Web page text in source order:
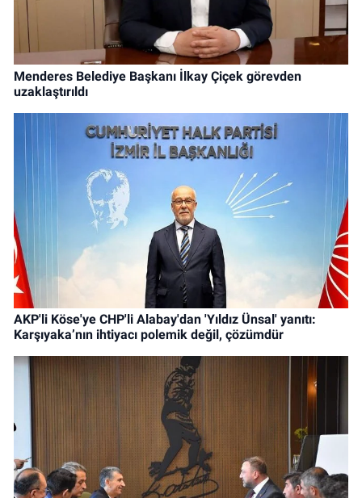
Menderes Belediye Başkanı İlkay Çiçek görevden
uzaklaştırıldı
AKP'li Köse'ye CHP'li Alabay'dan 'Yıldız Ünsal' yanıtı:
Karşıyaka’nın ihtiyacı polemik değil, çözümdür